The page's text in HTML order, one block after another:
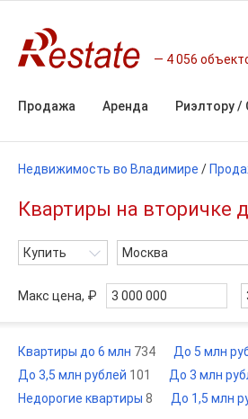
4 056
Продажа Аренда Риэлтору /
Недвижимость во Владимире /
Квартиры на вторичке
Купить Москва
Макс цена, ₽
Квартиры до 6 млн 734 До 5 млн
До 3,5 млн рублей 101 До 3 млн
Недорогие квартиры 8 До 1,5 млн